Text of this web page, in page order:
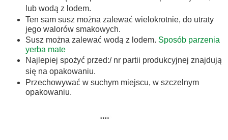
lub wodą z lodem.
Ten sam susz można zalewać wielokrotnie, do utraty
jego walorów smakowych.
Susz można zalewać wodą z lodem. Sposób parzenia
yerba mate
Najlepiej spożyć przed:/ nr partii produkcyjnej znajdują
się na opakowaniu.
Przechowywać w suchym miejscu, w szczelnym
opakowaniu.